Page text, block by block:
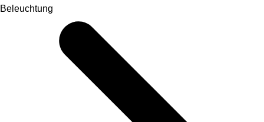
Beleuchtung